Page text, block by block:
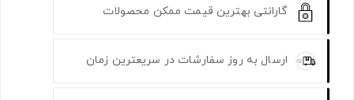
گارانتی بهترین قیمت ممکن محصولات
ارسال به روز سفارشات در سریعترین زمان